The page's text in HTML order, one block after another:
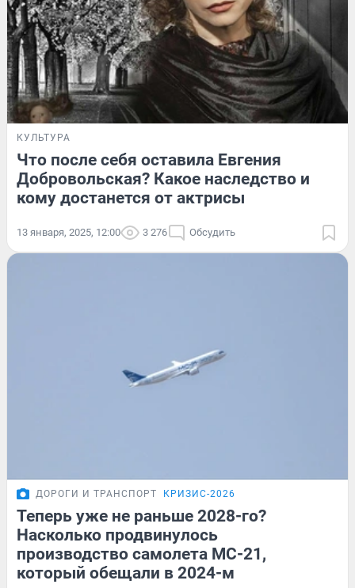
КУЛЬТУРА
Что после себя оставила Евгения
Добровольская? Какое наследство и
кому достанется от актрисы
13 января, 2025, 12:00 3 276 Обсудить
ДОРОГИ И ТРАНСПОРТ КРИЗИС-2026
Теперь уже не раньше 2028-го?
Насколько продвинулось
производство самолета МС-21,
который обещали в 2024-м